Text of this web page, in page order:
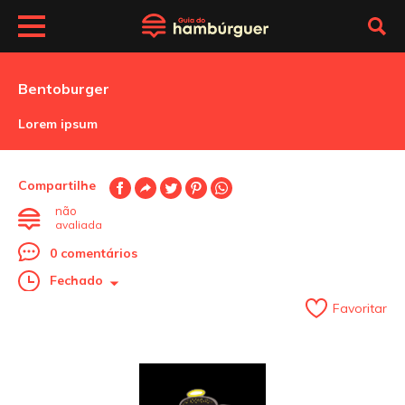
Bentoburger
Lorem ipsum
Compartilhe
não
avaliada
0 comentários
Fechado
Favoritar